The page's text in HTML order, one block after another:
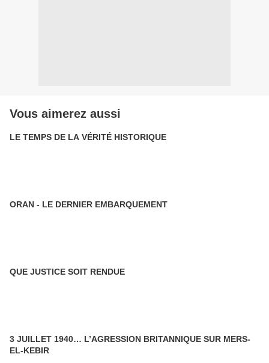
Vous aimerez aussi
LE TEMPS DE LA VÉRITÉ HISTORIQUE
ORAN - LE DERNIER EMBARQUEMENT
QUE JUSTICE SOIT RENDUE
3 JUILLET 1940… L’AGRESSION BRITANNIQUE SUR MERS-
EL-KEBIR